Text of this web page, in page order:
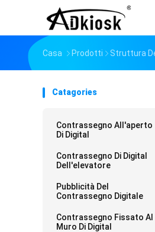
Casa Prodotti Struttura
Catagories
Contrassegno All'aperto
Di Digital
Contrassegno Di Digital
Dell'elevatore
Pubblicità Del
Contrassegno Digitale
Contrassegno Fissato Al
Muro Di Digital